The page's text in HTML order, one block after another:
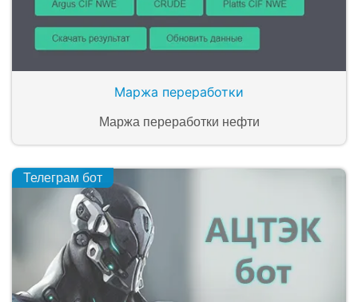
Маржа переработки
Маржа переработки нефти
Телеграм бот